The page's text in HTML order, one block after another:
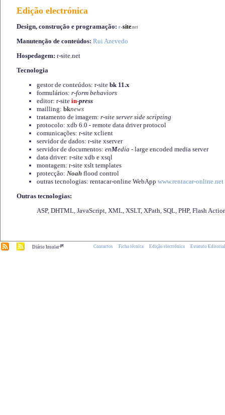
Edição electrónica
Design, construção e programação: r-site.net
Manutenção de conteúdos: Rui Azevedo
Hospedagem: r-site.net
Tecnologia
gestor de conteúdos: r-site bk 11.x
formulários: r-form behaviors
editor: r-site in-press
mailling: bknews
tratamento de imagem: r-site server side scripting
protocolo: xdb 6.0 - remote data driver protocol
comunicações: r-site xclient
servidor de dados: r-site xserver
servidor de documentos: enMedia - large encoded media server
data driver: r-site xdb e xsql
montagem: r-site xslt templates
protecção: Noah flood control
outras tecnologias: rentacar-online WebApp www.rentacar-online.net
Outras tecnologias:
ASP, DHTML, JavaScript, XML, XSLT, XPath, SQL, PHP, Flash
Diário Insular.pt Contactos Ficha técnica Edição electrónica Estatuto Editorial